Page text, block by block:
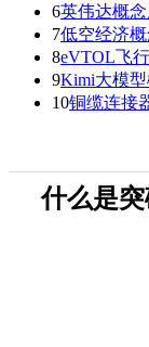
6英伟达概
7低空经济
8eVTOL飞
9Kimi大模
10铜缆连接
什么是